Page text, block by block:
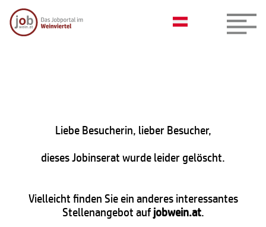
Liebe Besucherin, lieber Besucher,
dieses Jobinserat wurde leider gelöscht.
Vielleicht finden Sie ein anderes interessantes
Stellenangebot aufjobwein.at.